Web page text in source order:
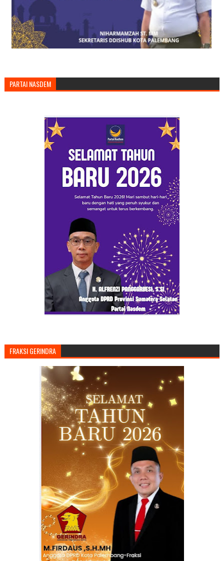
PARTAI NASDEM
FRAKSI GERINDRA